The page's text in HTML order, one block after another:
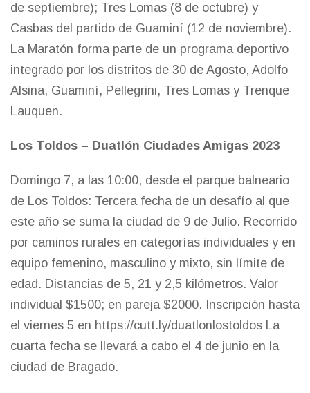
de septiembre); Tres Lomas (8 de octubre) y
Casbas del partido de Guaminí (12 de noviembre).
La Maratón forma parte de un programa deportivo
integrado por los distritos de 30 de Agosto, Adolfo
Alsina, Guaminí, Pellegrini, Tres Lomas y Trenque
Lauquen.
Los Toldos – Duatlón Ciudades Amigas 2023
Domingo 7, a las 10:00, desde el parque balneario
de Los Toldos: Tercera fecha de un desafío al que
este año se suma la ciudad de 9 de Julio. Recorrido
por caminos rurales en categorías individuales y en
equipo femenino, masculino y mixto, sin límite de
edad. Distancias de 5, 21 y 2,5 kilómetros. Valor
individual $1500; en pareja $2000. Inscripción hasta
el viernes 5 en https://cutt.ly/duatlonlostoldos La
cuarta fecha se llevará a cabo el 4 de junio en la
ciudad de Bragado.